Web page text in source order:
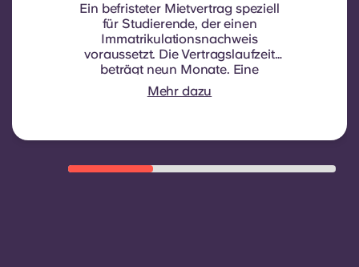
Ein befristeter Mietvertrag speziell
für Studierende, der einen
Immatrikulationsnachweis
voraussetzt. Die Vertragslaufzeit
beträgt neun Monate. Eine
Verlängerung erfolgt nicht
automatisch, kann aber durch einen
wie eine gute Zahlungsmoral, ein
die Verfügbarkeit von Zimmern
Mehr dazu